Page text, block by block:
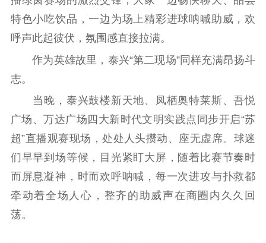
特色小吃饮品，一边为场上精彩进球呐喊助威，欢
呼声此起彼伏，氛围感直接拉满。
作为英雄故里，泰兴“第二现场”同样充满昂扬斗
志。
当晚，泰兴鼓楼新天地、凤栖奥特莱斯、吾悦
广场、万达广场四大新时代文明实践点同步开启“苏
超”直播观赛现场，处处人头攒动、座无虚席。球迷
们早早到场等候，目光紧盯大屏，随着比赛节奏时
而屏息凝神，时而欢呼呐喊，每一次进攻与扑救都
牵动着全场人心，整齐的助威声在商圈内久久回
荡。